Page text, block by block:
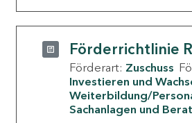
Förderrichtlinie
Förderart: Zuschuss
Investieren und
Weiterbildung/
Sachanlagen und